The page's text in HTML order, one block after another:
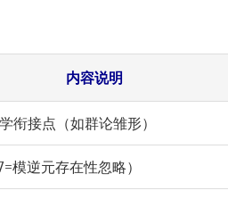
内容说明
衔接点（如群论雏形）
模逆元存在性忽略）